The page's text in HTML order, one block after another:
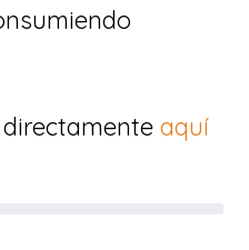
directamenteaquí